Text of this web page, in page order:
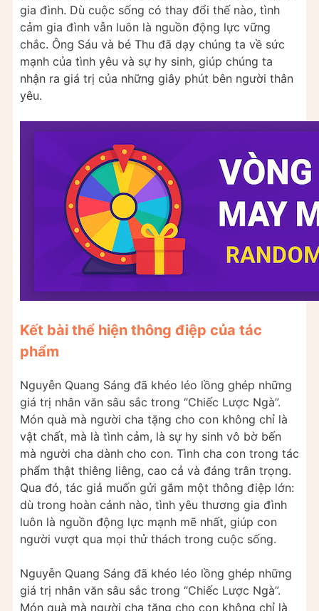
gia đình. Dù cuộc sống có thay đổi thế nào, tình
cảm gia đình vẫn luôn là nguồn động lực vững
chắc. Ông Sáu và bé Thu đã dạy chúng ta về sức
mạnh của tình yêu và sự hy sinh, giúp chúng ta
nhận ra giá trị của những giây phút bên người thân
yêu.
Kết bài thể hiện thông điệp của tác
phẩm
Nguyễn Quang Sáng đã khéo léo lồng ghép những
giá trị nhân văn sâu sắc trong “Chiếc Lược Ngà”.
Món quà mà người cha tặng cho con không chỉ là
vật chất, mà là tình cảm, là sự hy sinh vô bờ bến
mà người cha dành cho con. Tình cha con trong tác
phẩm thật thiêng liêng, cao cả và đáng trân trọng.
Qua đó, tác giả muốn gửi gắm một thông điệp lớn:
dù trong hoàn cảnh nào, tình yêu thương gia đình
luôn là nguồn động lực mạnh mẽ nhất, giúp con
người vượt qua mọi thử thách trong cuộc sống.
Nguyễn Quang Sáng đã khéo léo lồng ghép những
giá trị nhân văn sâu sắc trong “Chiếc Lược Ngà”.
Món quà mà người cha tặng cho con không chỉ là